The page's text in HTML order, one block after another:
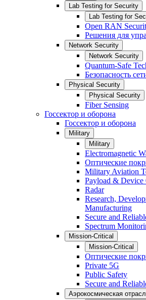
Lab Testing for Security
Lab Testing for
Open RAN
Решения для
Network Security
Network Security
Quantum-Safe
Безопасность
Physical Security
Physical Security
Fiber Sensing
Госсектор и оборона
Госсектор и оборона
Military
Military
Electromagnetic
Оптические
Military Aviation
Payload & Device
Radar
Research,
Manufacturing
Secure and
Spectrum
Mission-Critical
Mission-Critical
Оптические
Private 5G
Public Safety
Secure and
Аэрокосмическая